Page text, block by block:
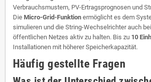
Verbrauchsmustern, PV-Ertragsprognosen und
Die Micro-Grid-Funktion ermöglicht es dem
simulieren und die String-Wechselrichter auch
öffentlichen Netzes aktiv zu halten. Bis zu 10
Installationen mit höherer Speicherkapazität.
Häufig gestellte Fragen